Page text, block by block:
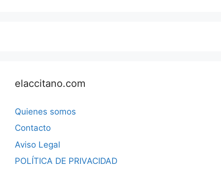
elaccitano.com
Quienes somos
Contacto
Aviso Legal
POLÍTICA DE PRIVACIDAD